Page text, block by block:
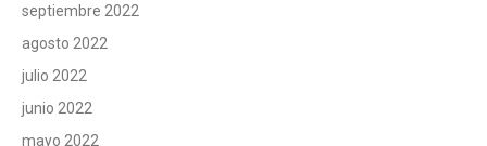
septiembre 2022
agosto 2022
julio 2022
junio 2022
mayo 2022